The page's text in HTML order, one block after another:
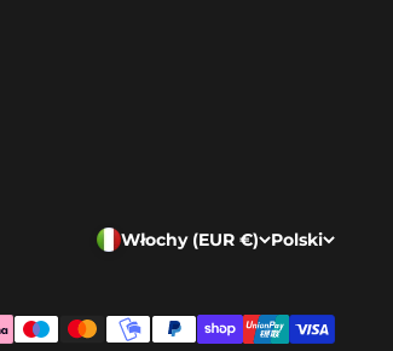
Włochy (EUR €) Polski